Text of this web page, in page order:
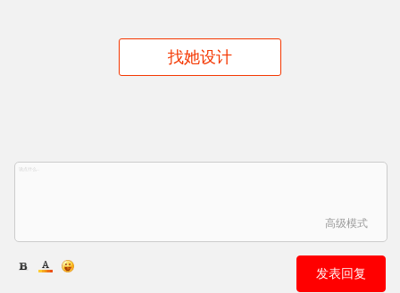
找她设计
高级模式
发表回复